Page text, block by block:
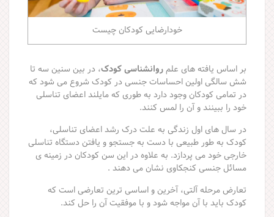
خودارضایی کودکان چیست
بر اساس یافته های علمروانشناسی کودک، در بین سنین سه تا
شش سالگی اولین احساسات جنسی در کودک شروع می شود که
در تمامی کودکان وجود دارد به طوری که مایلند اعضای تناسلی
خود را ببینند و آن را لمس کنند.
در سال های اول زندگی به علت درک رشد اعضای تناسلی،
کودک به طور طبیعی با دست به جستجو و یافتن دستگاه تناسلی
خارجی خود می پردازد. به علاوه در این سن کودکان در زمینه ی
مسائل جنسی کنجکاوی نشان می دهند .
تعارض مرحله آلتی، آخرین و اساسی ترین تعارضی است که
کودک باید با آن مواجه شود و با موفقیت آن را حل کند.